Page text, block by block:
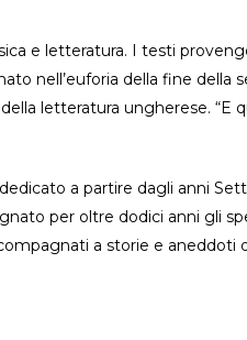
e letteratura. I testi
nell’euforia della fine
letteratura ungherese. “E
a partire dagli anni
per oltre dodici anni gli
a storie e